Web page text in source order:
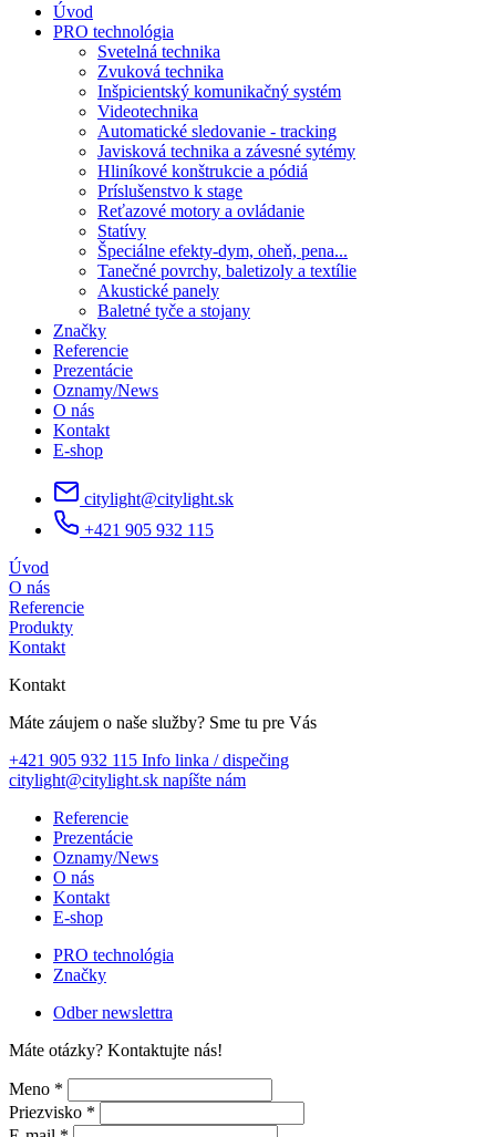
Úvod
PRO technológia
Svetelná technika
Zvuková technika
Inšpicientský komunikačný systém
Videotechnika
Automatické sledovanie - tracking
Javisková technika a závesné sytémy
Hliníkové konštrukcie a pódiá
Príslušenstvo k stage
Reťazové motory a ovládanie
Statívy
Špeciálne efekty-dym, oheň, pena...
Tanečné povrchy, baletizoly a textílie
Akustické panely
Baletné tyče a stojany
Značky
Referencie
Prezentácie
Oznamy/News
O nás
Kontakt
E-shop
citylight@citylight.sk
+421 905 932 115
Úvod
O nás
Referencie
Produkty
Kontakt
Kontakt
Máte záujem o naše služby? Sme tu pre Vás
+421 905 932 115 Info linka / dispečing
citylight@citylight.sk napíšte nám
Referencie
Prezentácie
Oznamy/News
O nás
Kontakt
E-shop
PRO technológia
Značky
Odber newslettra
Máte otázky? Kontaktujte nás!
Meno *
Priezvisko *